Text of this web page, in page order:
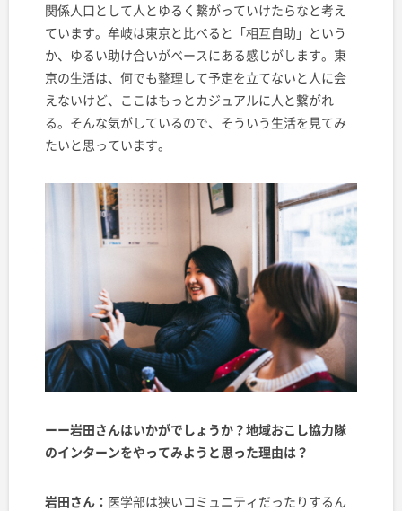
関係人口として人とゆるく繋がっていけたらなと考え
ています。牟岐は東京と比べると「相互自助」という
か、ゆるい助け合いがベースにある感じがします。東
京の生活は、何でも整理して予定を立てないと人に会
えないけど、ここはもっとカジュアルに人と繋がれ
る。そんな気がしているので、そういう生活を見てみ
たいと思っています。
ーー岩田さんはいかがでしょうか？地域おこし協力隊
のインターンをやってみようと思った理由は？
岩田さん： 医学部は狭いコミュニティだったりするん